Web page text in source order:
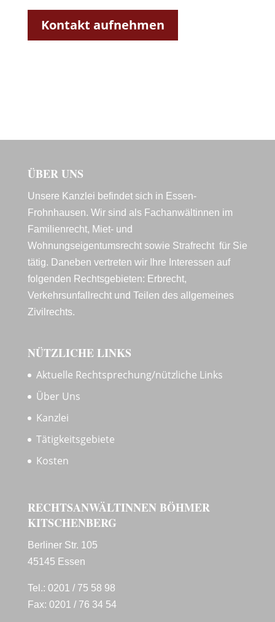
Kontakt aufnehmen
ÜBER UNS
Unsere Kanzlei befindet sich in Essen-
Frohnhausen. Wir sind als Fachanwältinnen im
Familienrecht, Miet- und
Wohnungseigentumsrecht sowie Strafrecht für Sie
tätig. Daneben vertreten wir Ihre Interessen auf
folgenden Rechtsgebieten: Erbrecht,
Verkehrsunfallrecht und Teilen des allgemeines
Zivilrechts.
NÜTZLICHE LINKS
Aktuelle Rechtsprechung/nützliche Links
Über Uns
Kanzlei
Tätigkeitsgebiete
Kosten
RECHTSANWÄLTINNEN BÖHMER
KITSCHENBERG
Berliner Str. 105
45145 Essen
Tel.: 0201 / 75 58 98
Fax: 0201 / 76 34 54